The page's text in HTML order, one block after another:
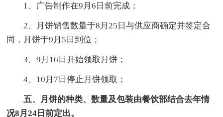
1、广告制作在9月6日前完成；
2、月饼销售数量于8月25日与供应商确定并签定合
同，月饼于9月5日到位；
3、9月16日开始领取月饼；
4、10月7日停止月饼领取；
五、月饼的种类、数量及包装由餐饮部结合去年情
况8月24日前定出。